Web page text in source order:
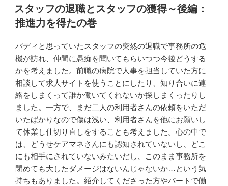
稿
日:
スタッフの退職とスタッフの獲得～後編：
推進力を得たの巻
バディと思っていたスタッフの突然の退職で事務所の危
機が訪れ、仲間に愚痴を聞いてもらいつつ今後どうする
かを考えました。前職の病院で人事を担当していた方に
相談して求人サイトを使うことにしたり、知り合いに連
絡をしまくって誰か働いてくれないか探しまくったりし
ました。一方で、まだ二人の利用者さんの依頼をいただ
いたばかりなので傷は浅い、利用者さんを他にお願いし
て休業し仕切り直しをすることも考えました。心の中で
は、どうせケアマネさんにも認知されていないし、どこ
にも相手にされていないみたいだし、このまま事務所を
閉めても大したダメージはないんじゃないか…という気
持ちもありました。紹介してくださった方やパートで働